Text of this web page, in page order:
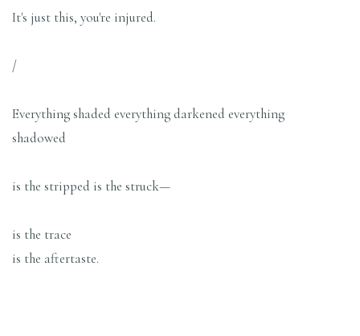
It's just this, you're injured.
/
Everything shaded everything darkened everything
shadowed
is the stripped is the struck—
is the trace
is the aftertaste.